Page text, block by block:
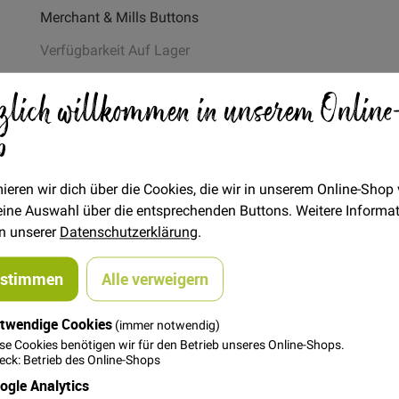
willkommen in unserem
wir dich über die Cookies, die wir in unserem Online-Shop
Auswahl über die entsprechenden Buttons. Weitere
unsererDatenschutzerklärung.
Alle verweigern
Cookies (immer notwendig)
Cookies benötigen wir für den Betrieb unseres Online-Shops.
Betrieb des Online-Shops
Analytics
Merchant & Mills Buttons
VerfügbarkeitAuf Lager
4,00 €
Menge
In den Warenkorb
centre. 20mm